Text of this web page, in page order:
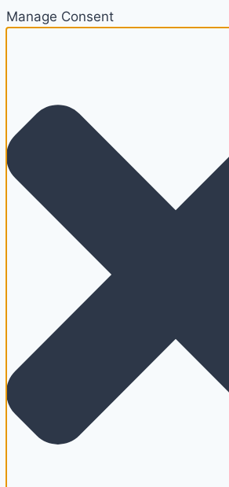
Manage Consent